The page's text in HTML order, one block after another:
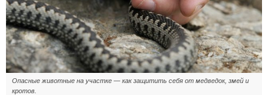
Опасные животные на участке — как защитить себя от медведок, змей и
кротов.